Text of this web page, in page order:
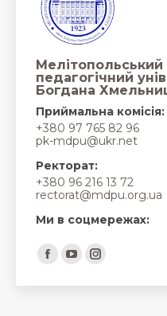
педагогічний
Богдана
Приймальна комісія:
+380 97 765 82 96
pk-mdpu@ukr.net
Ректорат:
+380 96 216 13 72
rectorat@mdpu.org.ua
Ми в соцмережах:
Find us on:
Facebook
page
YouTube
page
Instagram
page